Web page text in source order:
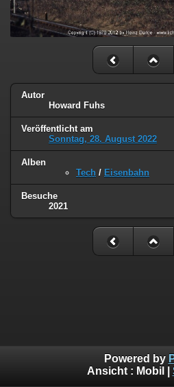
Autor
Howard Fuhs
Veröffentlicht am
Sonntag, 28. August 2022
Alben
Tech / Eisenbahn
Besuche
2021
Powered by
Ansicht : Mobil